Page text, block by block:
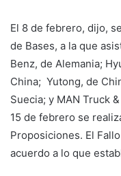
El 8 de febrero, dijo,
de Bases, a la que
Benz, de Alemania;
China; Yutong, de
Suecia; y MAN Truck
15 de febrero se
Proposiciones. El
acuerdo a lo que